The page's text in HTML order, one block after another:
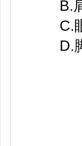
B.肩
C.眼
D.脚